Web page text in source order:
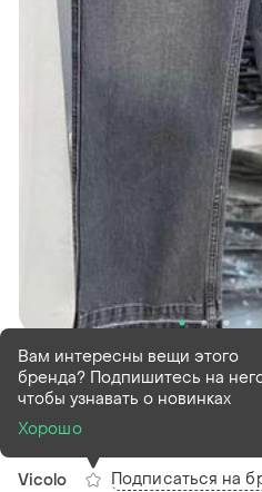
В наличии1 шт
Джинсы
vicolo
Vicolo
Вам интересны вещи этого
бренда? Подпишитесь на
чтобы узнавать о новинках
Хорошо
Подписаться на